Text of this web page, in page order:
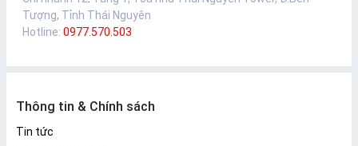
Tượng, Tỉnh Thái Nguyên
Hotline: 0977.570.503
Thông tin & Chính sách
Tin tức